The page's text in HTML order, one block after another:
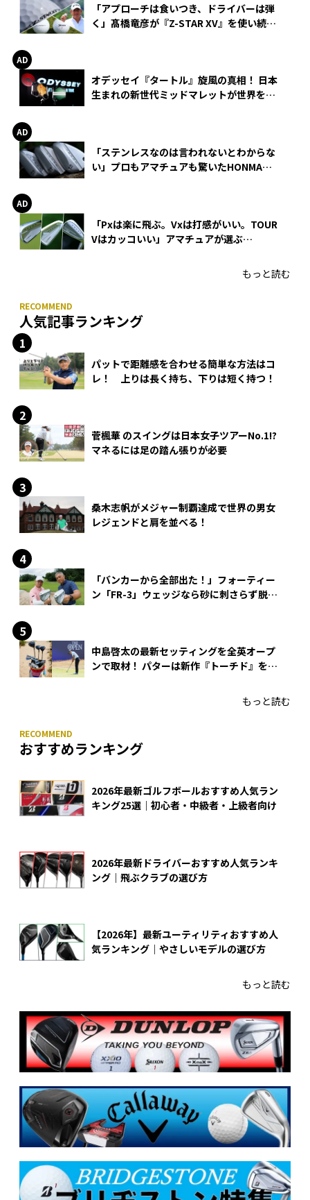
「アプローチは食いつき、ドライバーは弾
く」髙橋竜彦が『Z-STAR XV』を使い続け
オデッセイ『タートル』旋風の真相！ 日本
生まれの新世代ミッドマレットが世界を席
「ステンレスなのは言われないとわからな
い」プロもアマチュアも驚いたHONMA
「Pxは楽に飛ぶ。Vxは打感がいい。TOUR
Vはカッコいい」アマチュアが選ぶ
もっと読む
人気記事ランキング
パットで距離感を合わせる簡単な方法はコ
レ！ 上りは長く持ち、下りは短く持つ！
菅楓華 のスイングは日本女子ツアーNo.1!?
マネるには足の踏ん張りが必要
桑木志帆がメジャー制覇達成で世界の男女
レジェンドと肩を並べる！
「バンカーから全部出た！」フォーティー
ン「FR-3」ウェッジなら砂に刺さらず脱出
中島啓太の最新セッティングを全英オープ
ンで取材！ パターは新作『トーチド』を投
もっと読む
おすすめランキング
2026年最新ゴルフボールおすすめ人気ラン
キング25選｜初心者・中級者・上級者向け
2026年最新ドライバーおすすめ人気ランキ
ング｜飛ぶクラブの選び方
【2026年】最新ユーティリティおすすめ人
気ランキング｜やさしいモデルの選び方
もっと読む